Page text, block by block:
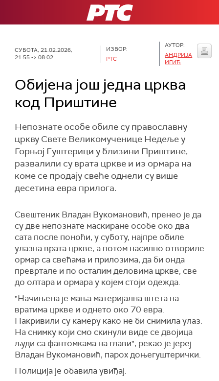
РТС
СУБОТА, 21.02.2026,
21:55 -> 08:02
ИЗВОР:
РТС
АУТОР:
АНДРИЈА
ИГИЋ
Обијена још једна црква
код Приштине
Непознате особе обиле су православну
цркву Свете Великомученице Недеље у
Горњој Гуштерици у близини Приштине,
развалили су врата цркве и из ормара на
коме се продају свеће однели су више
десетина евра прилога.
Свештеник Владан Вукомановић, пренео је да
су две непознате маскиране особе око два
сата после поноћи, у суботу, најпре обиле
улазна врата цркве, а потом насилно отвориле
ормар са свећама и прилозима, да би онда
превртале и по осталим деловима цркве, све
до олтара и ормара у којем стоји одежда.
"Начињена је мања материјална штета на
вратима цркве и однето око 70 евра.
Накривили су камеру како не би снимила улаз.
На снимку који смо скинули виде се двојица
људи са фантомкама на глави", рекао је јереј
Владан Вукомановић, парох доњегуштерички.
Полиција је обавила увиђај.